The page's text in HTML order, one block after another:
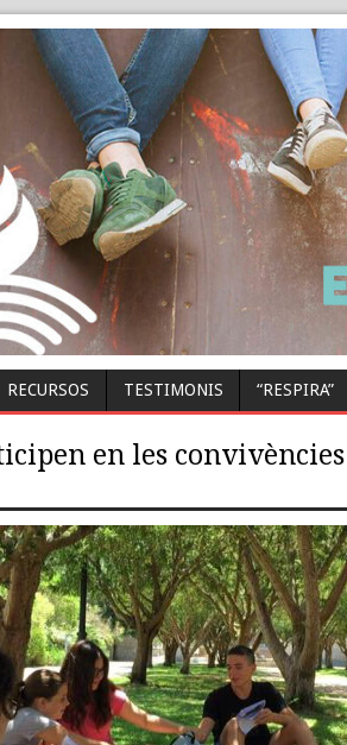
RECURSOS TESTIMONIS “RESPIRA”
en les convivències